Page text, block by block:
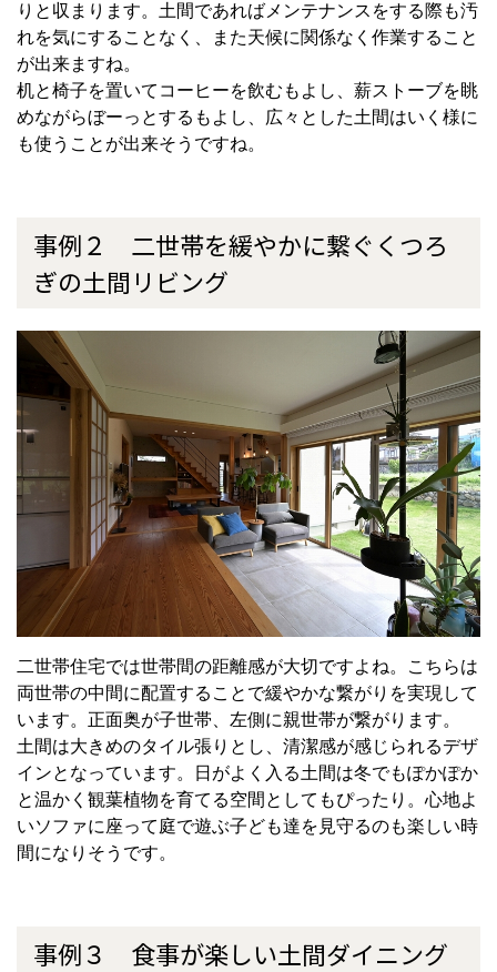
りと収まります。土間であればメンテナンスをする際も汚
れを気にすることなく、また天候に関係なく作業すること
が出来ますね。
机と椅子を置いてコーヒーを飲むもよし、薪ストーブを眺
めながらぼーっとするもよし、広々とした土間はいく様に
も使うことが出来そうですね。
事例２ 二世帯を緩やかに繋ぐくつろ
ぎの土間リビング
二世帯住宅では世帯間の距離感が大切ですよね。こちらは
両世帯の中間に配置することで緩やかな繋がりを実現して
います。正面奥が子世帯、左側に親世帯が繋がります。
土間は大きめのタイル張りとし、清潔感が感じられるデザ
インとなっています。日がよく入る土間は冬でもぽかぽか
と温かく観葉植物を育てる空間としてもぴったり。心地よ
いソファに座って庭で遊ぶ子ども達を見守るのも楽しい時
間になりそうです。
事例３ 食事が楽しい土間ダイニング